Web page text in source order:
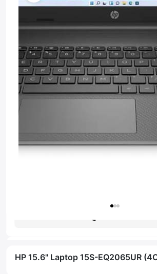
HP 15.6" Laptop 15S-EQ2065UR